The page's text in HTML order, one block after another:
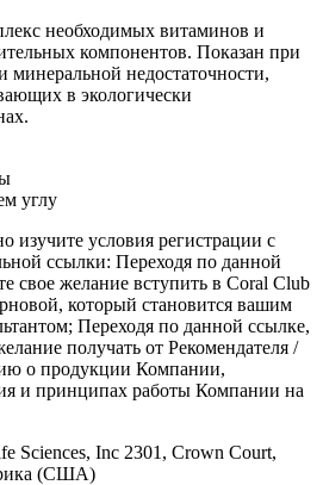
необходимых витаминов и
компонентов. Показан при
минеральной недостаточности,
в экологически
углу
изучите условия регистрации с
ссылки: Переходя по данной
свое желание вступить в Coral Club
который становится вашим
Переходя по данной ссылке,
получать от Рекомендателя /
о продукции Компании,
и принципах работы Компании на
Sciences, Inc 2301, Crown Court,
(США)